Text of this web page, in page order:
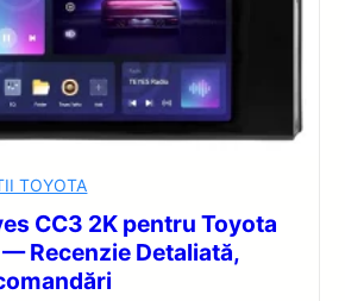
TOYOTA
CC3 2K pentru Toyota
Recenzie Detaliată,